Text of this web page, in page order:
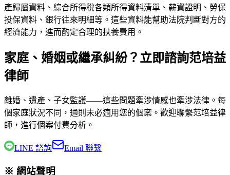
產歸屬資料、綜合所得稅各類所得資料清單、薪資證明、勞保
投保資料、銀行往來明細等。這些資料能幫助法院判斷對方的
經濟能力，進而酌定合理的扶養費用。
家庭、婚姻或繼承糾紛？立即諮詢范培益
律師
離婚、遺產、子女監護——這些問題牽涉情感也牽涉法律。每
個家庭狀況不同，通則未必適用您的個案。歡迎聯繫范培益律
師 ，進行個案付費分析。
LINE 諮詢 Email 聯繫
※ 網站聲明